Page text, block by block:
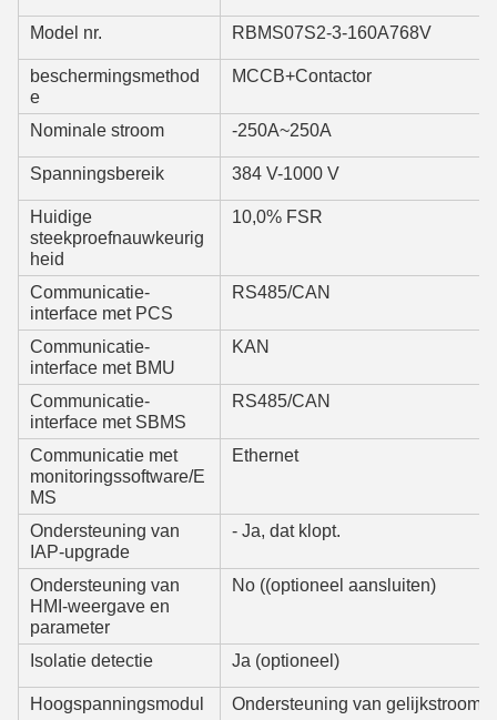
Model nr. RBMS07S2-3-160A768V
beschermingsmethod
e
MCCB+Contactor
Nominale stroom -250A~250A
Spanningsbereik 384 V-1000 V
Huidige
steekproefnauwkeurig
heid
10,0% FSR
Communicatie-
interface met PCS
RS485/CAN
Communicatie-
interface met BMU
KAN
Communicatie-
interface met SBMS
RS485/CAN
Communicatie met
monitoringssoftware/E
MS
Ethernet
Ondersteuning van
IAP-upgrade
- Ja, dat klopt.
Ondersteuning van
HMI-weergave en
parameter
No ((optioneel aansluiten)
Isolatie detectie Ja (optioneel)
Hoogspanningsmodul Ondersteuning van